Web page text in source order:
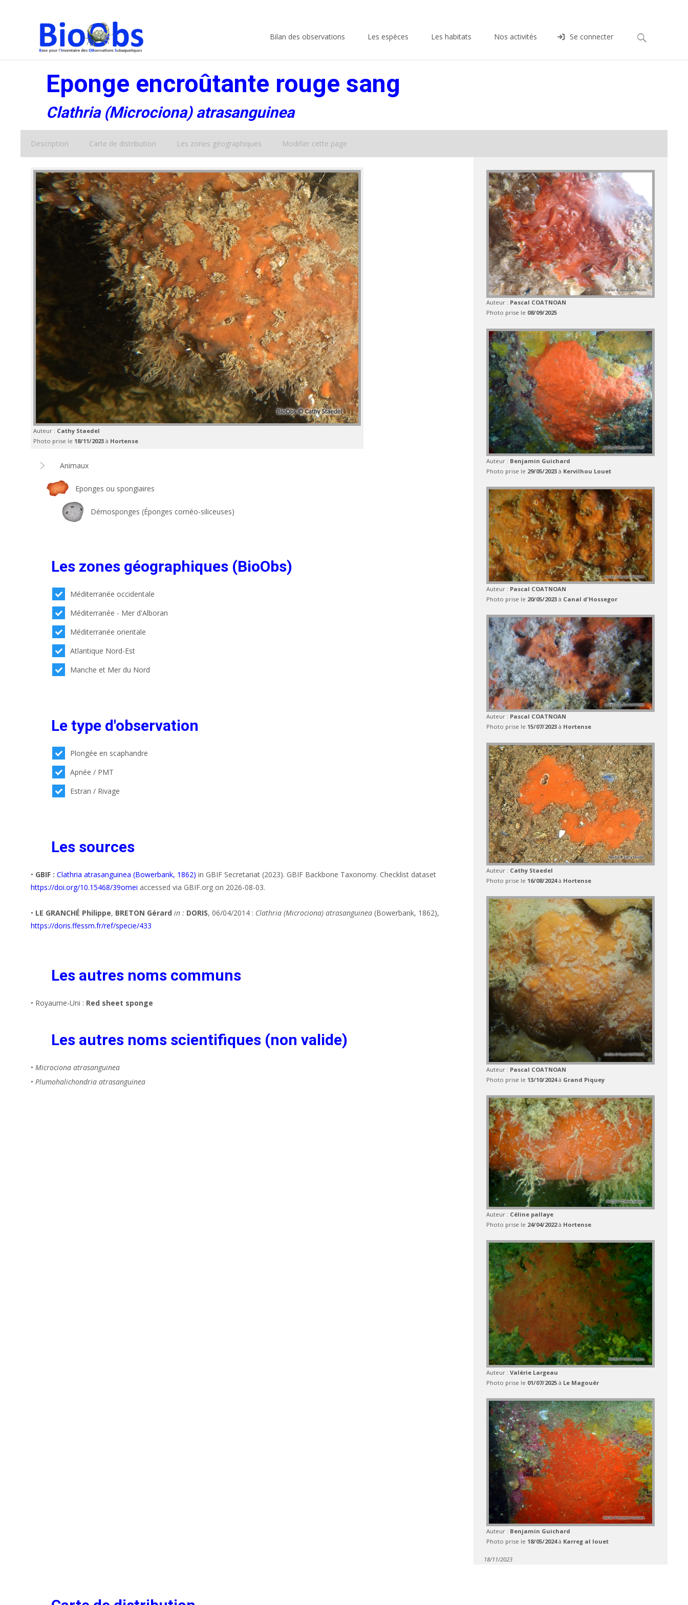
Bilan des observations Les espèces Les habitats Nos activités Se connecter Rechercher :
Eponge encroûtante rouge sang
Clathria (Microciona) atrasanguinea
Description Carte de distribution Les zones géographiques Modifier cette page
Auteur : Cathy Staedel
Photo prise le 18/11/2023 à Hortense
Animaux
Eponges ou spongiaires
Démosponges (Éponges cornéo-siliceuses)
Les zones géographiques (BioObs)
Méditerranée occidentale
Méditerranée - Mer d'Alboran
Méditerranée orientale
Atlantique Nord-Est
Manche et Mer du Nord
Le type d'observation
Plongée en scaphandre
Apnée / PMT
Estran / Rivage
Les sources
• GBIF : Clathria atrasanguinea (Bowerbank, 1862) in GBIF Secretariat (2023). GBIF Backbone Taxonomy. Checklist dataset
https://doi.org/10.15468/39omei accessed via GBIF.org on 2026-08-03.
• LE GRANCHÉ Philippe, BRETON Gérard in : DORIS, 06/04/2014 : Clathria (Microciona) atrasanguinea (Bowerbank, 1862),
https://doris.ffessm.fr/ref/specie/433
Les autres noms communs
• Royaume-Uni : Red sheet sponge
Les autres noms scientifiques (non valide)
• Microciona atrasanguinea
• Plumohalichondria atrasanguinea
Auteur : Pascal COATNOAN
Photo prise le 08/09/2025
Auteur : Benjamin Guichard
Photo prise le 29/05/2023à Kervilhou Louet
Auteur : Pascal COATNOAN
Photo prise le 20/05/2023à Canal d'Hossegor
Auteur : Pascal COATNOAN
Photo prise le 15/07/2023à Hortense
Auteur : Cathy Staedel
Photo prise le 16/08/2024à Hortense
Auteur : Pascal COATNOAN
Photo prise le 13/10/2024à Grand Piquey
Auteur : Céline pallaye
Photo prise le 24/04/2022à Hortense
Auteur : Valérie Largeau
Photo prise le 01/07/2025à Le Magouër
Auteur : Benjamin Guichard
Photo prise le 18/05/2024à Karreg al louet
18/11/2023